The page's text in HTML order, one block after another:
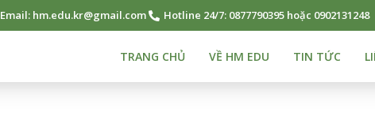
Email: hm.edu.kr@gmail.com Hotline 24/7: 0877790395 hoặc 0902131248
TRANG CHỦ VỀ HM EDU TIN TỨC